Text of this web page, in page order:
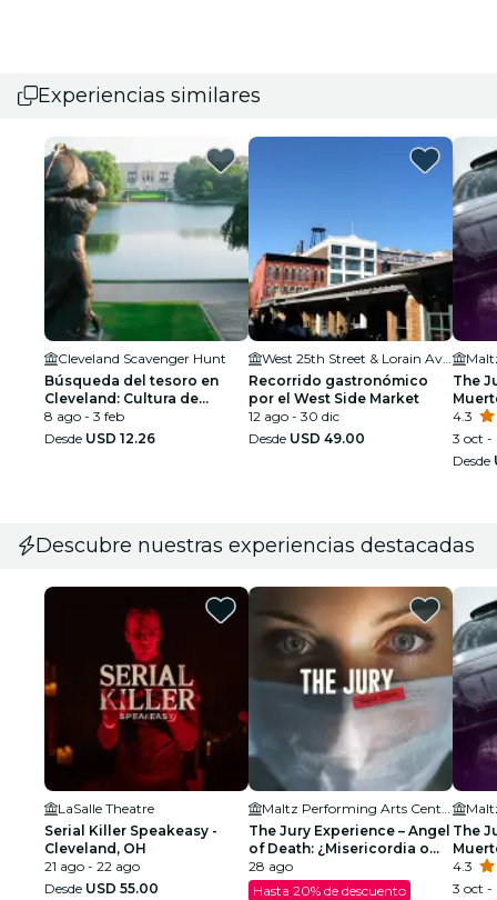
Experiencias similares
Cleveland Scavenger Hunt
Búsqueda del tesoro en
Cleveland: Cultura de
Cleveland
8 ago - 3 feb
Desde USD 12.26
Recorrido gastronómico
por el West Side Market
12 ago - 30 dic
Desde USD 49.00
The
4.3
3 oct -
Desde
Descubre nuestras experiencias destacadas
LaSalle Theatre
Serial Killer Speakeasy -
Cleveland, OH
21 ago - 22 ago
Desde USD 55.00
The Jury Experience – Angel
of Death: ¿Misericordia o
Asesino?
28 ago
Hasta 20% de descuento
The
4.3
3 oct -